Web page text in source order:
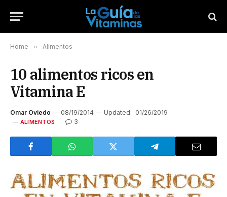
Home » Alimentos
10 alimentos ricos en
Vitamina E
Omar Oviedo 08/19/2014 Updated: 01/26/2019
ALIMENTOS 3